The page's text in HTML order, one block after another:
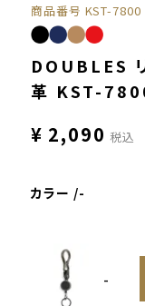
商品番号 KST-7800
DOUBLES
革 KST-
¥ 2,090 税込
カラー -
-